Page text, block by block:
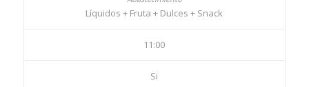
Líquidos + Fruta + Dulces + Snack
11:00
Si